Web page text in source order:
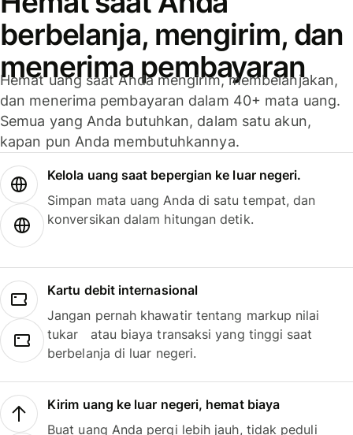
berbelanja, mengirim, dan
menerima pembayaran
Hemat uang saat Anda mengirim, membelanjakan,
dan menerima pembayaran dalam 40+ mata uang.
Semua yang Anda butuhkan, dalam satu akun,
kapan pun Anda membutuhkannya.
Kelola uang saat bepergian ke luar negeri.
Simpan mata uang Anda di satu tempat, dan
konversikan dalam hitungan detik.
Kartu debit internasional
Jangan pernah khawatir tentang markup nilai
tukar atau biaya transaksi yang tinggi saat
berbelanja di luar negeri.
Kirim uang ke luar negeri, hemat biaya
Buat uang Anda pergi lebih jauh, tidak peduli